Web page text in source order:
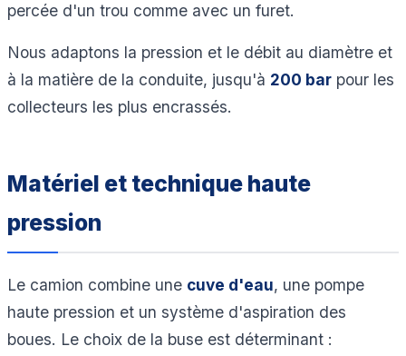
percée d'un trou comme avec un furet.
Nous adaptons la pression et le débit au diamètre et
à la matière de la conduite, jusqu'à 200 bar pour les
collecteurs les plus encrassés.
Matériel et technique haute
pression
Le camion combine une cuve d'eau, une pompe
haute pression et un système d'aspiration des
boues. Le choix de la buse est déterminant :